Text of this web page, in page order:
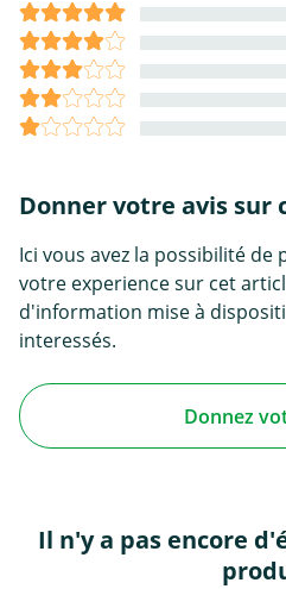
Donner votre avis sur
Ici vous avez la possibilité
votre experience sur cet
d'information mise à
interessés.
Donnez
Il n'y a pas encore